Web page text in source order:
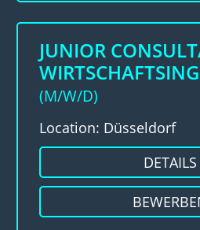
JUNIOR
(M/W/D)
Location: Düsseldorf
DETAILS